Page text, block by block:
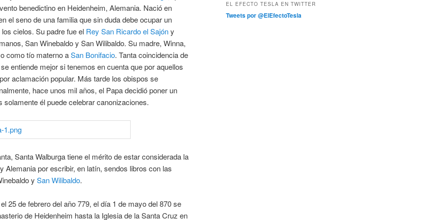
benedictino en Heidenheim, Alemania. Nació en
el seno de una familia que sin duda debe ocupar un
cielos. Su padre fue el Rey San Ricardo el Sajóny
San Winebaldo y San Wilibaldo. Su madre, Winna,
como tío materno aSan Bonifacio. Tanta coincidencia de
entiende mejor si tenemos en cuenta que por aquellos
aclamación popular. Más tarde los obispos se
hace unos mil años, el Papa decidió poner un
solamente él puede celebrar canonizaciones.
Santa Walburga tiene el mérito de estar considerada la
Alemania por escribir, en latín, sendos libros con las
y San Wilibaldo.
25 de febrero del año 779, el día 1 de mayo del 870 se
de Heidenheim hasta la Iglesia de la Santa Cruz en
EL EFECTO TESLA EN TWITTER
Tweets por @ElEfectoTesla